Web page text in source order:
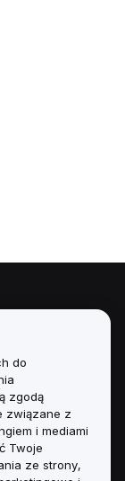
do
zgodą
związane z
i mediami
Twoje
ze strony,